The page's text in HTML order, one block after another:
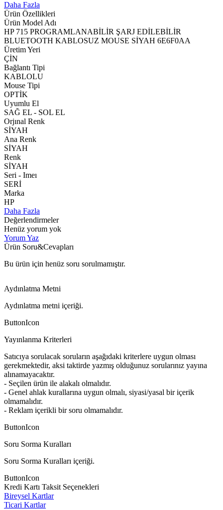
Daha Fazla
Ürün Özellikleri
Ürün Model Adı
HP 715 PROGRAMLANABİLİR ŞARJ EDİLEBİLİR
BLUETOOTH KABLOSUZ MOUSE SİYAH 6E6F0AA
Üretim Yeri
ÇİN
Bağlantı Tipi
KABLOLU
Mouse Tipi
OPTİK
Uyumlu El
SAĞ EL - SOL EL
Orjınal Renk
SİYAH
Ana Renk
SİYAH
Renk
SİYAH
Seri - Imeı
SERİ
Marka
HP
Daha Fazla
Değerlendirmeler
Henüz yorum yok
Yorum Yaz
Ürün Soru&Cevapları
Bu ürün için henüz soru sorulmamıştır.
Aydınlatma Metni
Aydınlatma metni içeriği.
ButtonIcon
Yayınlanma Kriterleri
Satıcıya sorulacak soruların aşağıdaki kriterlere uygun olması
gerekmektedir, aksi taktirde yazmış olduğunuz sorularınız yayına
alınamayacaktır.
- Seçilen ürün ile alakalı olmalıdır.
- Genel ahlak kurallarına uygun olmalı, siyasi/yasal bir içerik
olmamalıdır.
- Reklam içerikli bir soru olmamalıdır.
ButtonIcon
Soru Sorma Kuralları
Soru Sorma Kuralları içeriği.
ButtonIcon
Kredi Kartı Taksit Seçenekleri
Bireysel Kartlar
Ticari Kartlar